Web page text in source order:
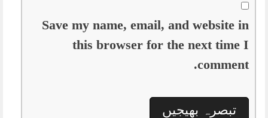
Save my name, email, and website in
this browser for the next time I
comment.